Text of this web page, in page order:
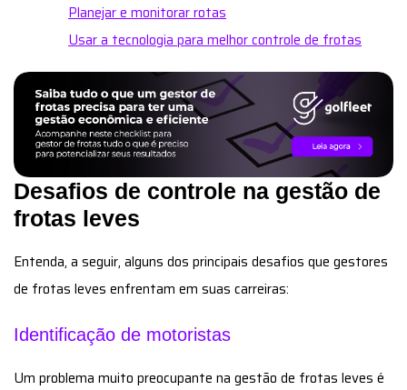
Planejar e monitorar rotas
Usar a tecnologia para melhor controle de frotas
Desafios de controle na gestão de
frotas leves
Entenda, a seguir, alguns dos principais desafios que gestores
de frotas leves enfrentam em suas carreiras:
Identificação de motoristas
Um problema muito preocupante na gestão de frotas leves é